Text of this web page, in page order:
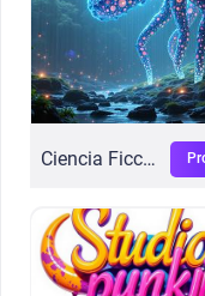
Ciencia Ficción Ultra Flux